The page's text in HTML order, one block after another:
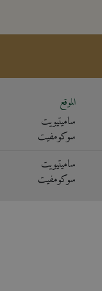
الموقع
ساميتيويت
سوكومفيت
ساميتيويت
سوكومفيت